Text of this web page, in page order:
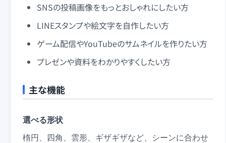
SNSの投稿画像をもっとおしゃれにしたい方
LINEスタンプや絵文字を自作したい方
ゲーム配信やYouTubeのサムネイルを作りたい方
プレゼンや資料をわかりやすくしたい方
主な機能
選べる形状
楕円、四角、雲形、ギザギザなど、シーンに合わせ